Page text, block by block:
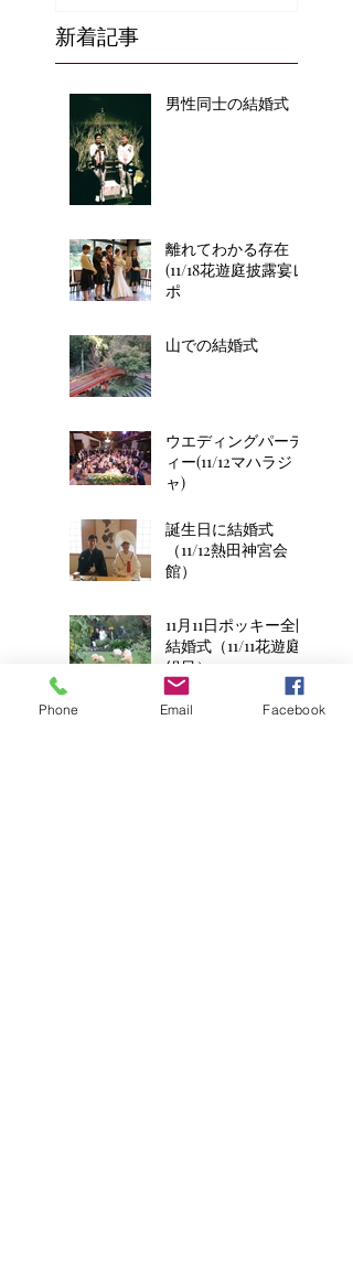
新着記事
男性同士の結婚式
離れてわかる存在
(11/18花遊庭披露宴レ
ポ
山での結婚式
ウエディングパーテ
ィー(11/12マハラジ
ャ)
誕生日に結婚式
（11/12熱田神宮会
館）
11月11日ポッキー全開
結婚式（11/11花遊庭2
組目）
平成8年生まれの2人
Phone Email Facebook